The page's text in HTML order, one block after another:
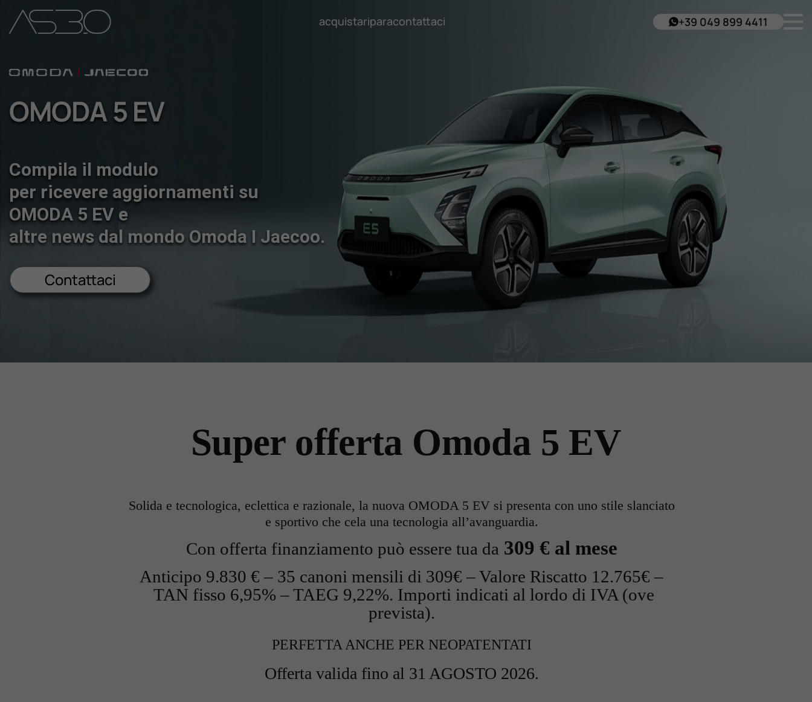
Promozioni
Assistenza
Lavora Con Noi
acquistariparacontattaci +39 049 899 4411
OMODA 5 EV
Compila il modulo
per ricevere aggiornamenti su
OMODA 5 EV e
altre news dal mondo Omoda I Jaecoo.
Contattaci
Super offerta Omoda 5 EV
Solida e tecnologica, eclettica e razionale, la nuova OMODA 5 EV si presenta con uno stile slanciato
e sportivo che cela una tecnologia all’avanguardia.
Con offerta finanziamento può essere tua da 309 € al mese
Anticipo 9.830 € – 35 canoni mensili di 309€ – Valore Riscatto 12.765€ –
TAN fisso 6,95% – TAEG 9,22%. Importi indicati al lordo di IVA (ove
prevista).
PERFETTA ANCHE PER NEOPATENTATI
Offerta valida fino al 31 AGOSTO 2026.